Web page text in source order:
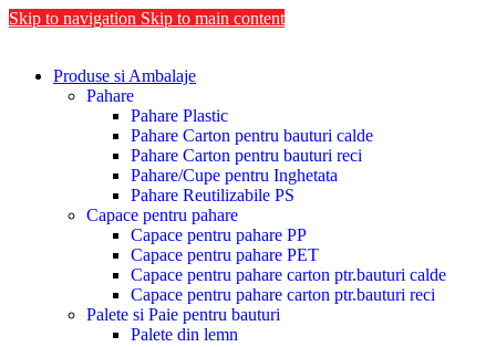
Skip to navigation Skip to main content
Produse si Ambalaje
Pahare
Pahare Plastic
Pahare Carton pentru bauturi calde
Pahare Carton pentru bauturi reci
Pahare/Cupe pentru Inghetata
Pahare Reutilizabile PS
Capace pentru pahare
Capace pentru pahare PP
Capace pentru pahare PET
Capace pentru pahare carton ptr.bauturi calde
Capace pentru pahare carton ptr.bauturi reci
Palete si Paie pentru bauturi
Palete din lemn